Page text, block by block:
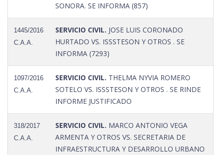
SONORA. SE INFORMA (857)
1445/2016
C.A.A.
SERVICIO CIVIL. JOSE LUIS CORONADO
HURTADO VS. ISSSTESON Y OTROS . SE
INFORMA (7293)
1097/2016
C.A.A.
SERVICIO CIVIL. THELMA NYVIA ROMERO
SOTELO VS. ISSSTESON Y OTROS . SE RINDE
INFORME JUSTIFICADO
318/2017
C.A.A.
SERVICIO CIVIL. MARCO ANTONIO VEGA
ARMENTA Y OTROS VS. SECRETARIA DE
INFRAESTRUCTURA Y DESARROLLO URBANO